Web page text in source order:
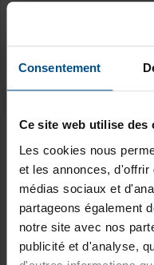
Consentement
Ce site web utilise des
Les cookies nous
et les annonces,
médias sociaux et
partageons également
notre site avec nos
publicité et d'analyse,
Paiement 3X, 4X Avec
*TVA incluse
Dell Dock WD15
Reconditionné
49,00 €
79,00 €
-38%